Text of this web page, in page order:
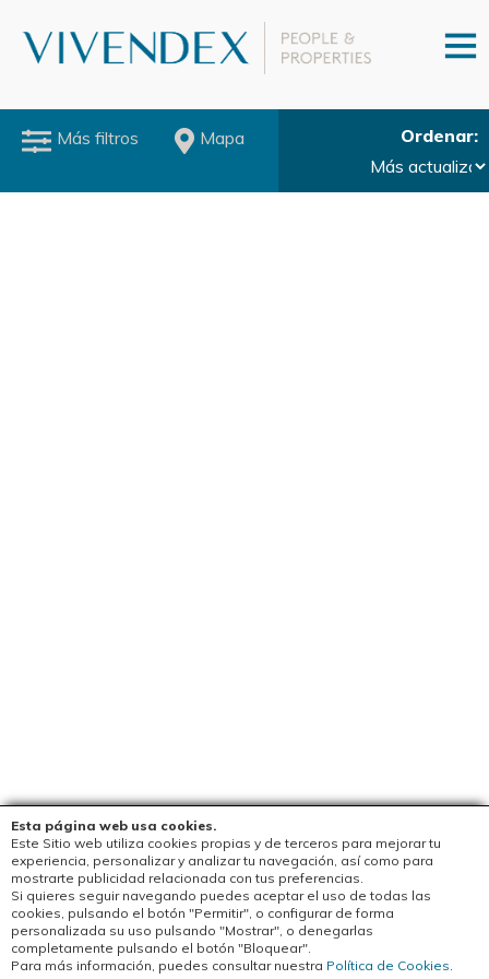
Esta página web usa cookies.
Este Sitio web utiliza cookies propias y de terceros para mejorar tu
experiencia, personalizar y analizar tu navegación, así como para
mostrarte publicidad relacionada con tus preferencias.
Si quieres seguir navegando puedes aceptar el uso de todas las
cookies, pulsando el botón "Permitir", o configurar de forma
personalizada su uso pulsando "Mostrar", o denegarlas
completamente pulsando el botón "Bloquear".
Para más información, puedes consultar nuestra Política de Cookies.
Más filtros Mapa Ordenar